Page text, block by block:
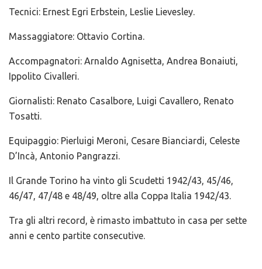
Tecnici: Ernest Egri Erbstein, Leslie Lievesley.
Massaggiatore: Ottavio Cortina.
Accompagnatori: Arnaldo Agnisetta, Andrea Bonaiuti,
Ippolito Civalleri.
Giornalisti: Renato Casalbore, Luigi Cavallero, Renato
Tosatti.
Equipaggio: Pierluigi Meroni, Cesare Bianciardi, Celeste
D’Incà, Antonio Pangrazzi.
Il Grande Torino ha vinto gli Scudetti 1942/43, 45/46,
46/47, 47/48 e 48/49, oltre alla Coppa Italia 1942/43.
Tra gli altri record, è rimasto imbattuto in casa per sette
anni e cento partite consecutive.